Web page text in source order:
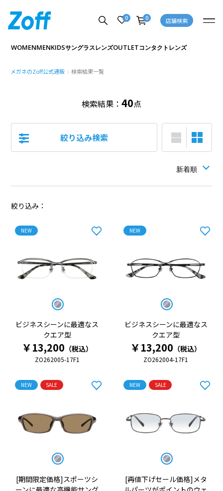
0 0 店舗検索
WOMENMENKIDSサングラスレンズOUTLETコンタクトレンズ
メガネのZoff公式通販 検索結果一覧
検索結果： 40点
絞り込み検索
絞り込み：
NEW
ビジネスシーンに最適なス
クエア型
￥13,200 （税込）
ZO262005-17F1
NEW
ビジネスシーンに最適なス
クエア型
￥13,200 （税込）
ZO262004-17F1
NEW SALE
[期間限定価格]スポーツシ
NEW SALE
[再値下げセール価格]メタ